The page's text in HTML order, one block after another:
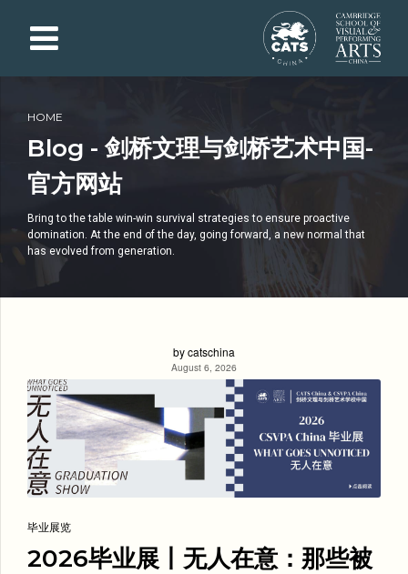
HOME
Blog - 剑桥文理与剑桥艺术中国-
官方网站
Bring to the table win-win survival strategies to ensure proactive
domination. At the end of the day, going forward, a new normal that
has evolved from generation.
by catschina
August 6, 2026
毕业展览
2026毕业展丨无人在意：那些被